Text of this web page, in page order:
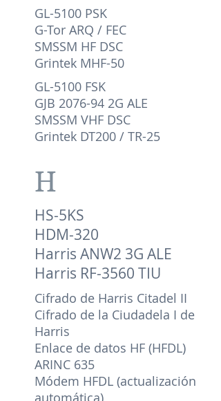
GL-5100 PSK
G-Tor ARQ / FEC
SMSSM HF DSC
Grintek MHF-50
GL-5100 FSK
GJB 2076-94 2G ALE
SMSSM VHF DSC
Grintek DT200 / TR-25
H
HS-5KS
HDM-320
Harris ANW2 3G ALE
Harris RF-3560 TIU
Cifrado de Harris Citadel II
Cifrado de la Ciudadela I de
Harris
Enlace de datos HF (HFDL)
ARINC 635
Módem HFDL (actualización
automática)